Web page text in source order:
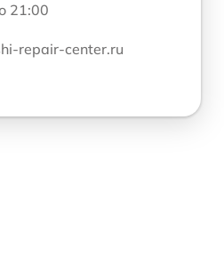
21:00
repair-center.ru